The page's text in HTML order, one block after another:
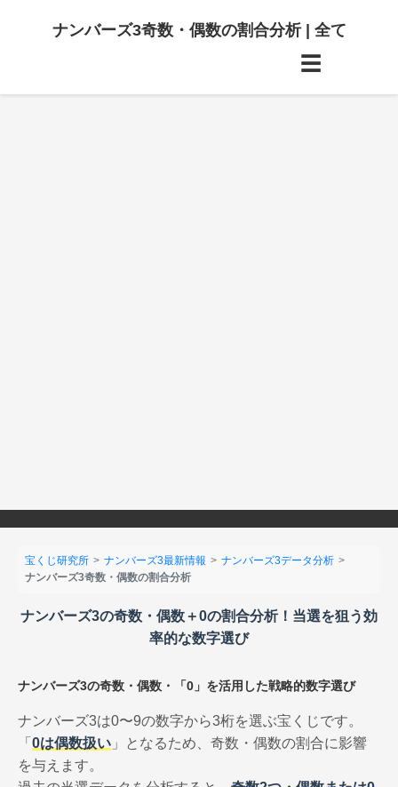
ナンバーズ3奇数・偶数の割合分析 | 全て
☰
宝くじ研究所 ナンバーズ3最新情報
ナンバーズ3データ分析
ナンバーズ3奇数・偶数の割合分析
ナンバーズ3の奇数・偶数＋0の割合分析！当選を狙う効
率的な数字選び
ナンバーズ3の奇数・偶数・「0」を活用した戦略的数字選び
ナンバーズ3は0〜9の数字から3桁を選ぶ宝くじです。
「 0は偶数扱い 」となるため、奇数・偶数の割合に影響
を与えます。